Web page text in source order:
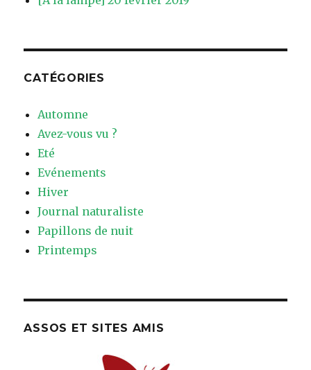
CATÉGORIES
Automne
Avez-vous vu ?
Eté
Evénements
Hiver
Journal naturaliste
Papillons de nuit
Printemps
ASSOS ET SITES AMIS